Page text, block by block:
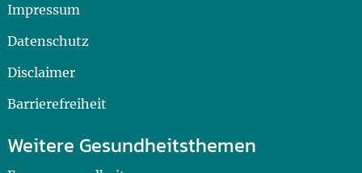
Impressum
Datenschutz
Disclaimer
Barrierefreiheit
Weitere Gesundheitsthemen